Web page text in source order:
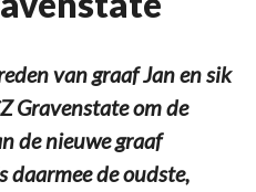
van graaf Jan en sik
Gravenstate om de
de nieuwe graaf
daarmee de oudste,